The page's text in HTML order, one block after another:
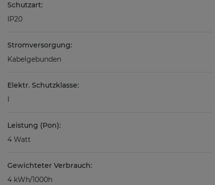
Schutzart:
IP20
Stromversorgung:
Kabelgebunden
Elektr. Schutzklasse:
I
Leistung (Pon):
4 Watt
Gewichteter Verbrauch:
4 kWh/1000h